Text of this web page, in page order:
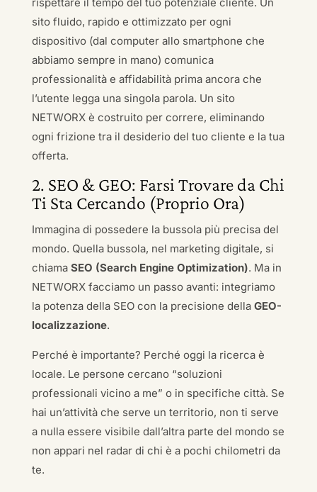
sito fluido, rapido e ottimizzato per ogni
dispositivo (dal computer allo smartphone che
abbiamo sempre in mano) comunica
professionalità e affidabilità prima ancora che
l’utente legga una singola parola. Un sito
NETWORX è costruito per correre, eliminando
ogni frizione tra il desiderio del tuo cliente e la tua
offerta.
2. SEO & GEO: Farsi Trovare da Chi
Ti Sta Cercando (Proprio Ora)
Immagina di possedere la bussola più precisa del
mondo. Quella bussola, nel marketing digitale, si
chiama SEO (Search Engine Optimization). Ma in
NETWORX facciamo un passo avanti: integriamo
la potenza della SEO con la precisione della GEO-
localizzazione.
Perché è importante? Perché oggi la ricerca è
locale. Le persone cercano “soluzioni
professionali vicino a me” o in specifiche città. Se
hai un’attività che serve un territorio, non ti serve
a nulla essere visibile dall’altra parte del mondo se
non appari nel radar di chi è a pochi chilometri da
te.